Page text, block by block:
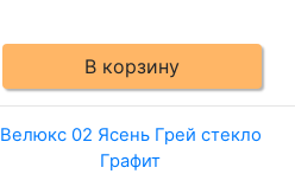
В корзину
Велюкс 02 Ясень Грей стекло
Графит